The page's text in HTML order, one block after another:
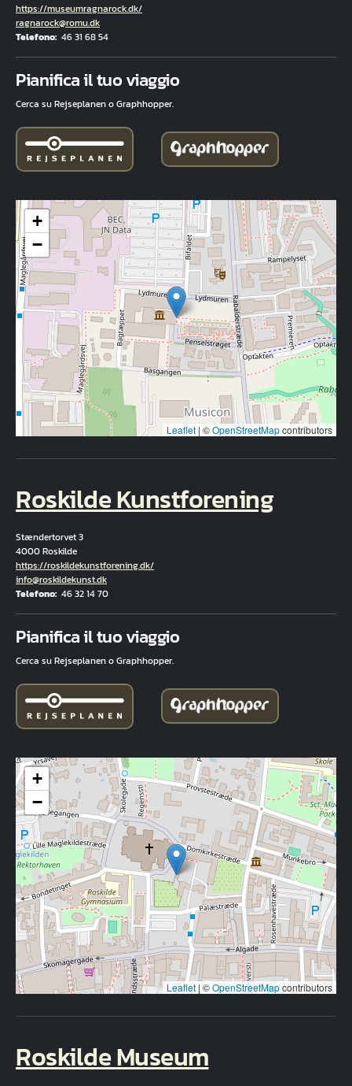
Hjemmeside
https://museumragnarock.dk/
E-mail
ragnarock@romu.dk
Telefono 46 31 68 54
Pianifica il tuo viaggio
Cerca su Rejseplanen o Graphhopper.
+
−
Leaflet | ©OpenStreetMapcontributors
Roskilde Kunstforening
Stændertorvet 3
4000 Roskilde
Hjemmeside
https://roskildekunstforening.dk/
E-mail
info@roskildekunst.dk
Telefono 46 32 14 70
Pianifica il tuo viaggio
Cerca su Rejseplanen o Graphhopper.
+
−
Leaflet | ©OpenStreetMapcontributors
Roskilde Museum